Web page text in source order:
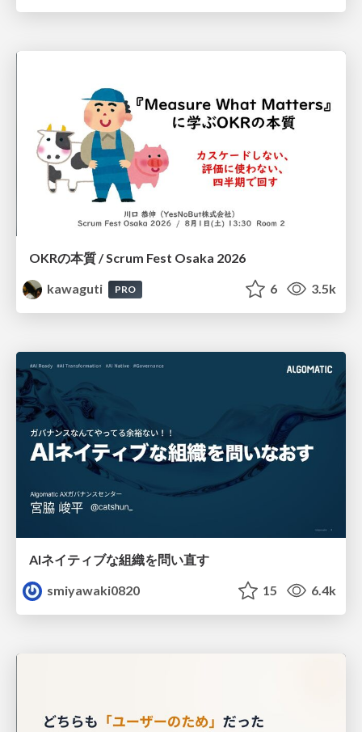
OKRの本質 / Scrum Fest Osaka 2026
kawaguti
PRO 6 3.5k
AIネイティブな組織を問い直す
smiyawaki0820
15 6.4k